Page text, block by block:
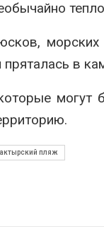
в
могут
пляж
китайской
более
и ВкусВилл
для